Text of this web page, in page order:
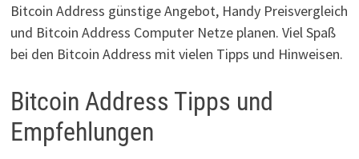
Bitcoin Address günstige Angebot, Handy Preisvergleich
und Bitcoin Address Computer Netze planen. Viel Spaß
bei den Bitcoin Address mit vielen Tipps und Hinweisen.
Bitcoin Address Tipps und
Empfehlungen